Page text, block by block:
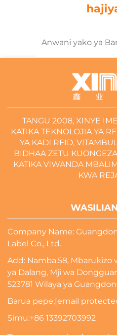
TANGU 2008, XINYE
KATIKA TEKNOLOJIA YA
YA KADI RFID,
BIDHAA ZETU
KATIKA VIWANDA
KWA
Company Name:
Label Co., Ltd.
Add: Namba.58, Mbarukizo
ya Dalang, Mji wa
523781 Wilaya ya
Barua pepe:[email
Simu:+86 13392703992